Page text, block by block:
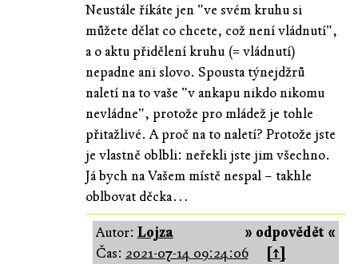
Neustále říkáte jen "ve svém kruhu si
můžete dělat co chcete, což není vládnutí",
a o aktu přidělení kruhu (= vládnutí)
nepadne ani slovo. Spousta týnejdžrů
naletí na to vaše "v ankapu nikdo nikomu
nevládne", protože pro mládež je tohle
přitažlivé. A proč na to naletí? Protože jste
je vlastně oblbli: neřekli jste jim všechno.
Já bych na Vašem místě nespal – takhle
oblbovat děcka…
» odpovědět «
Autor: Lojza
Čas: 2021-07-14 09:24:06
[↑]